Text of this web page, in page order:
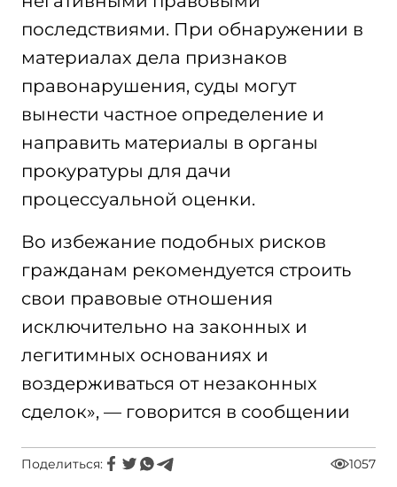
последствиями. При обнаружении в
материалах дела признаков
правонарушения, суды могут
вынести частное определение и
направить материалы в органы
прокуратуры для дачи
процессуальной оценки.
Во избежание подобных рисков
гражданам рекомендуется строить
свои правовые отношения
исключительно на законных и
легитимных основаниях и
воздерживаться от незаконных
сделок», — говорится в сообщении
Поделиться: 1057